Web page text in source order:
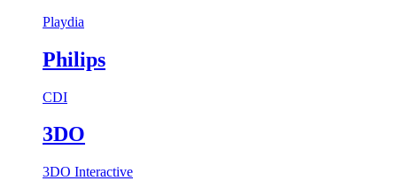
Playdia
Philips
CDI
3DO
3DO Interactive